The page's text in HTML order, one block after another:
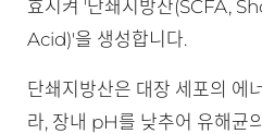
효시켜 '단쇄지방산(SCFA,
Acid)'을 생성합니다.
단쇄지방산은 대장 세포의 에
라, 장내 pH를 낮추어 유해균